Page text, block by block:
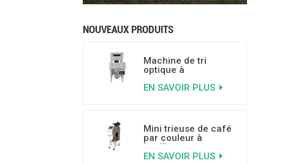
NOUVEAUX PRODUITS
Machine de tri
optique à
artificielle pour noix,
EN SAVOIR PLUS
Mini trieuse de café
par couleur à
intelligence
artificielle pour trier
EN SAVOIR PLUS